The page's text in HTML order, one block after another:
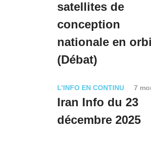
satellites de
conception
nationale en
(Débat)
L’INFO EN CONTINU 7
Iran Info du 23
décembre 2025